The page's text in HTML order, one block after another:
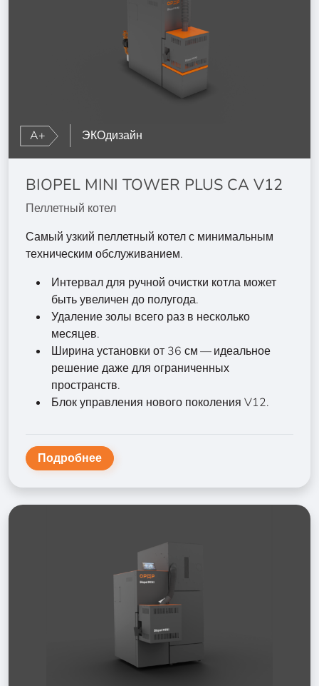
A+ ЭКОдизайн
BIOPEL MINI TOWER PLUS CA V12
Пеллетный котел
Самый узкий пеллетный котел с минимальным
техническим обслуживанием.
Интервал для ручной очистки котла может
быть увеличен до полугода.
Удаление золы всего раз в несколько
месяцев.
Ширина установки от 36 см — идеальное
решение даже для ограниченных
пространств.
Блок управления нового поколения V12.
Подробнее